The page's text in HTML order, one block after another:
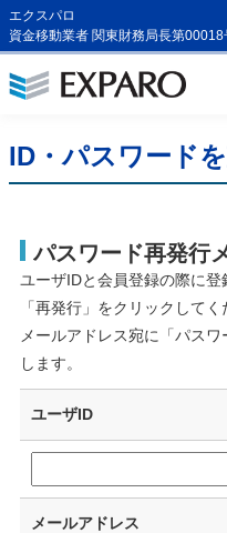
エクスパロ
資金移動業者 関東財務局長第00018
ID・パスワード
パスワード再発行
ユーザIDと会員登録の際に
「再発行」をクリックしてく
メールアドレス宛に「パス
します。
ユーザID
メールアドレス